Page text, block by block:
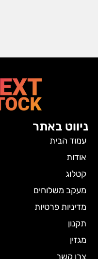
ניווט באתר
עמוד הבית
אודות
קטלוג
מעקב משלוחים
מדיניות פרטיות
תקנון
מגזין
צרו קשר